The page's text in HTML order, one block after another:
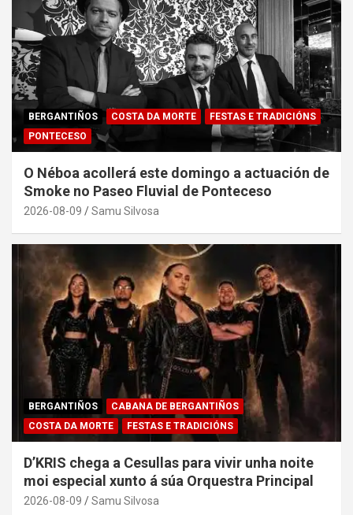
BERGANTIÑOS COSTA DA MORTE
FESTAS E TRADICIÓNS
PONTECESO
O Néboa acollerá este domingo a actuación de
Smoke no Paseo Fluvial de Ponteceso
2026-08-09 Samu Silvosa
BERGANTIÑOS
CABANA DE BERGANTIÑOS
COSTA DA MORTE
FESTAS E TRADICIÓNS
D’KRIS chega a Cesullas para vivir unha noite
moi especial xunto á súa Orquestra Principal
2026-08-09 Samu Silvosa